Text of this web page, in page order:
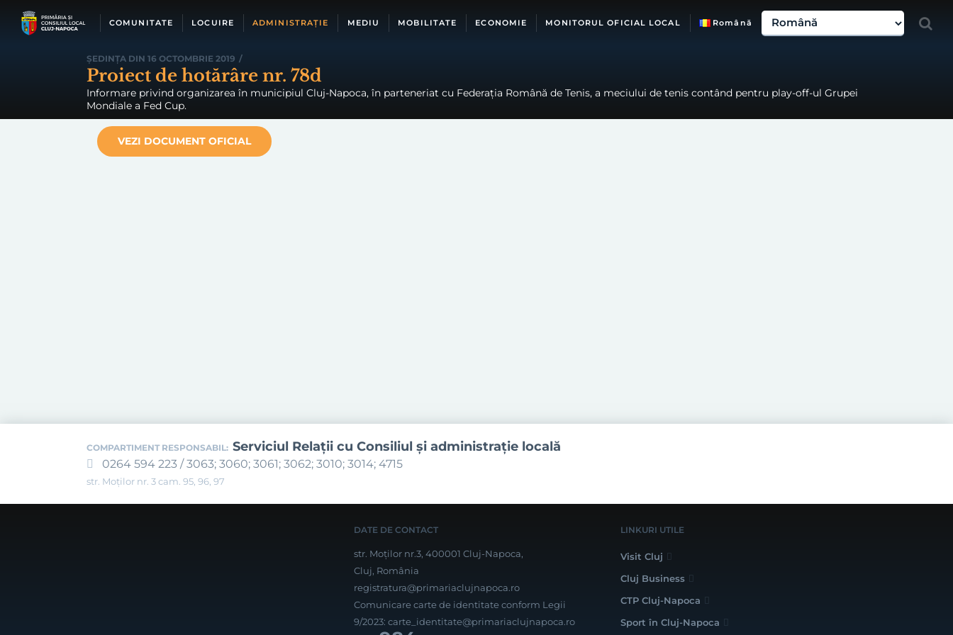
COMUNITATE LOCUIRE ADMINISTRAȚIE MEDIU MOBILITATE ECONOMIE MONITORUL OFICIAL LOCAL Română
ȘEDINȚA DIN 16 OCTOMBRIE 2019 /
Proiect de hotărâre nr. 78d
Informare privind organizarea în municipiul Cluj-Napoca, în parteneriat cu Federația Română de Tenis, a meciului de tenis contând pentru play-off-ul Grupei
Mondiale a Fed Cup.
VEZI DOCUMENT OFICIAL
COMPARTIMENT RESPONSABIL: Serviciul Relaţii cu Consiliul şi administraţie locală
0264 594 223 / 3063; 3060; 3061; 3062; 3010; 3014; 4715
str. Moților nr. 3 cam. 95, 96, 97
DATE DE CONTACT
str. Moților nr.3, 400001 Cluj-Napoca,
Cluj, România
registratura@primariaclujnapoca.ro
Comunicare carte de identitate conform Legii
9/2023: carte_identitate@primariaclujnapoca.ro
LINKURI UTILE
Visit Cluj
Cluj Business
CTP Cluj-Napoca
Sport în Cluj-Napoca